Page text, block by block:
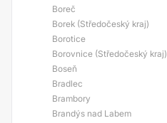
Boreč
Borek (Středočeský kraj)
Borotice
Borovnice (Středočeský kraj)
Boseň
Bradlec
Brambory
Brandýs nad Labem